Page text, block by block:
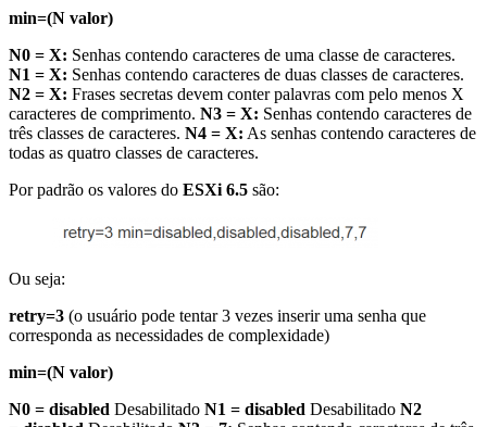
min=(N valor)
N0 = X: Senhas contendo caracteres de uma classe de caracteres.
N1 = X: Senhas contendo caracteres de duas classes de caracteres.
N2 = X: Frases secretas devem conter palavras com pelo menos X
caracteres de comprimento. N3 = X: Senhas contendo caracteres de
três classes de caracteres. N4 = X: As senhas contendo caracteres de
todas as quatro classes de caracteres.
Por padrão os valores do ESXi 6.5 são:
Ou seja:
retry=3 (o usuário pode tentar 3 vezes inserir uma senha que
corresponda as necessidades de complexidade)
min=(N valor)
N0 = disabled Desabilitado N1 = disabled Desabilitado N2